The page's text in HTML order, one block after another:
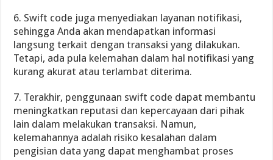
6. Swift code juga menyediakan layanan notifikasi,
sehingga Anda akan mendapatkan informasi
langsung terkait dengan transaksi yang dilakukan.
Tetapi, ada pula kelemahan dalam hal notifikasi yang
kurang akurat atau terlambat diterima.
7. Terakhir, penggunaan swift code dapat membantu
meningkatkan reputasi dan kepercayaan dari pihak
lain dalam melakukan transaksi. Namun,
kelemahannya adalah risiko kesalahan dalam
pengisian data yang dapat menghambat proses